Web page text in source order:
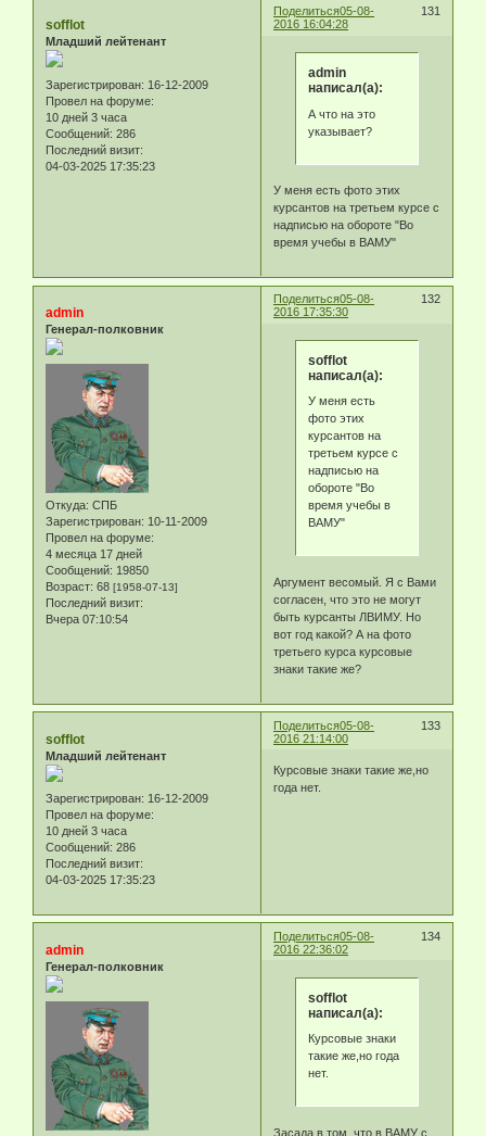
Поделиться 131
05-08-
2016 16:04:28
sofflot
Младший лейтенант
Зарегистрирован: 16-12-2009
Провел на форуме:
10 дней 3 часа
Сообщений: 286
Последний визит:
04-03-2025 17:35:23
admin
написал(а):
А что на это
указывает?
У меня есть фото этих
курсантов на третьем курсе с
надписью на обороте "Во
время учебы в ВАМУ"
Поделиться 132
05-08-
2016 17:35:30
admin
Генерал-полковник
Откуда: СПБ
Зарегистрирован: 10-11-2009
Провел на форуме:
4 месяца 17 дней
Сообщений: 19850
Возраст: 68 [1958-07-13]
Последний визит:
Вчера 07:10:54
sofflot
написал(а):
У меня есть
фото этих
курсантов на
третьем курсе с
надписью на
обороте "Во
время учебы в
ВАМУ"
Аргумент весомый. Я с Вами
согласен, что это не могут
быть курсанты ЛВИМУ. Но
вот год какой? А на фото
третьего курса курсовые
знаки такие же?
Поделиться 133
05-08-
2016 21:14:00
sofflot
Младший лейтенант
Зарегистрирован: 16-12-2009
Провел на форуме:
10 дней 3 часа
Сообщений: 286
Последний визит:
04-03-2025 17:35:23
Курсовые знаки такие же,но
года нет.
Поделиться 134
05-08-
2016 22:36:02
admin
Генерал-полковник
sofflot
написал(а):
Курсовые знаки
такие же,но года
нет.
Засада в том, что в ВАМУ с